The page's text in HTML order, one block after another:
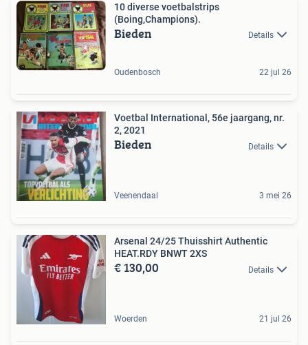
10 diverse voetbalstrips
(Boing,Champions).
Bieden Details
Oudenbosch 22 jul 26
Voetbal International, 56e jaargang, nr.
2, 2021
Bieden Details
Veenendaal 3 mei 26
Arsenal 24/25 Thuisshirt Authentic
HEAT.RDY BNWT 2XS
€ 130,00 Details
Woerden 21 jul 26